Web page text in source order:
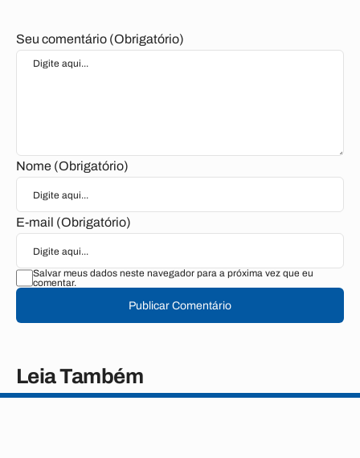
Seu comentário (Obrigatório)
Nome (Obrigatório)
E-mail (Obrigatório)
Salvar meus dados neste navegador para a próxima vez que eu
comentar.
Publicar Comentário
Leia Também